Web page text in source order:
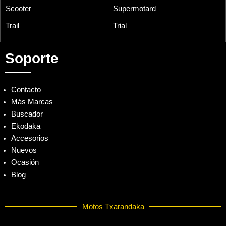
Scooter Supermotard
Trail Trial
Soporte
Contacto
Más Marcas
Buscador
Ekodaka
Accesorios
Nuevos
Ocasión
Blog
Motos Txarandaka